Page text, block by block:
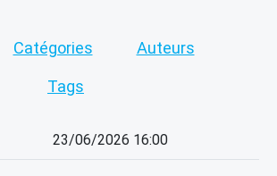
Catégories Auteurs
Tags
23/06/2026 16:00